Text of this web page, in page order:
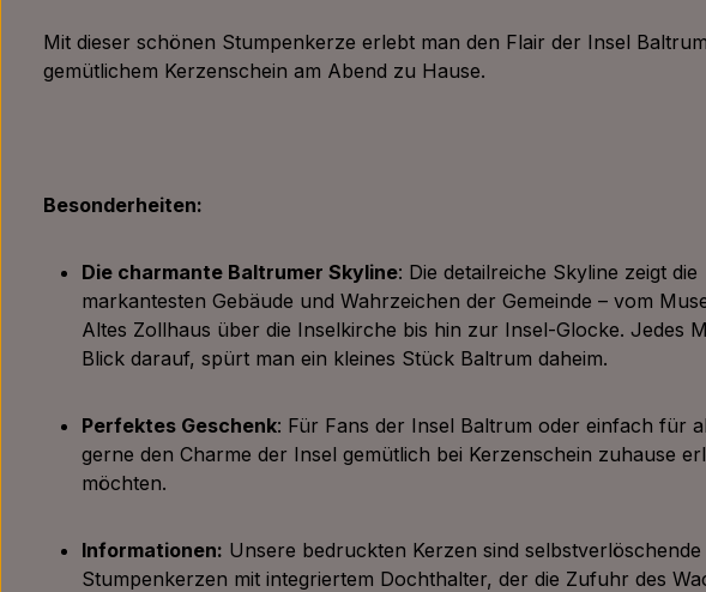
Mit dieser schönen Stumpenkerze erlebt man den Flair der Insel
gemütlichem Kerzenschein am Abend zu Hause.
Besonderheiten:
Die charmante Baltrumer Skyline: Die detailreiche Skyline zeigt die
markantesten Gebäude und Wahrzeichen der Gemeinde – vom
Altes Zollhaus über die Inselkirche bis hin zur Insel-Glocke. Jedes
Blick darauf, spürt man ein kleines Stück Baltrum daheim.
Perfektes Geschenk: Für Fans der Insel Baltrum oder einfach für
gerne den Charme der Insel gemütlich bei Kerzenschein zuhause
möchten.
Informationen: Unsere bedruckten Kerzen sind selbstverlöschende
Stumpenkerzen mit integriertem Dochthalter, der die Zufuhr des